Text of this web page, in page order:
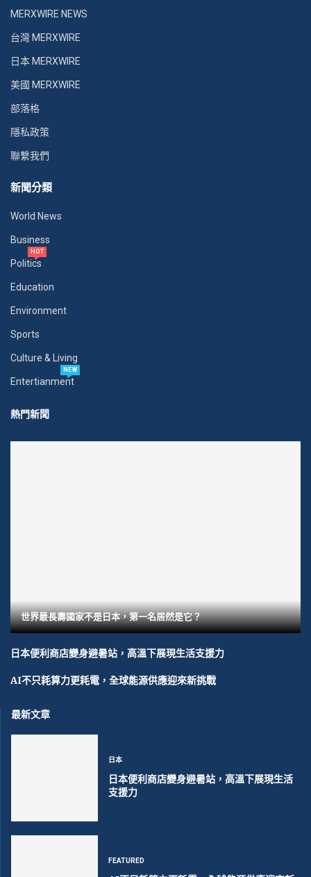
MERXWIRE NEWS
台灣 MERXWIRE
日本 MERXWIRE
美國 MERXWIRE
部落格
隱私政策
聯繫我們
新聞分類
World News
Business
Politics
HOT
Education
Environment
Sports
Culture & Living
Entertianment
NEW
熱門新聞
世界最長壽國家不是日本，第一名居然是它？
日本便利商店變身避暑站，高溫下展現生活支援力
AI不只耗算力更耗電，全球能源供應迎來新挑戰
最新文章
日本
日本便利商店變身避暑站，高溫下展現生活
支援力
FEATURED